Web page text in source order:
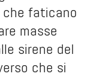
faticano
masse
sirene del
che si